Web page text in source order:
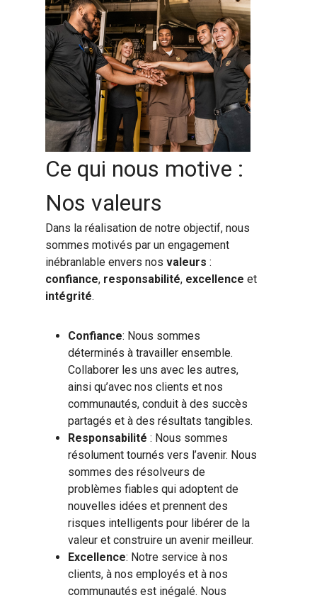
Ce qui nous motive :
Nos valeurs
Dans la réalisation de notre objectif, nous
sommes motivés par un engagement
inébranlable envers nos valeurs :
confiance, responsabilité, excellence et
intégrité.
Confiance: Nous sommes
déterminés à travailler ensemble.
Collaborer les uns avec les autres,
ainsi qu’avec nos clients et nos
communautés, conduit à des succès
partagés et à des résultats tangibles.
Responsabilité : Nous sommes
résolument tournés vers l’avenir. Nous
sommes des résolveurs de
problèmes fiables qui adoptent de
nouvelles idées et prennent des
risques intelligents pour libérer de la
valeur et construire un avenir meilleur.
Excellence: Notre service à nos
clients, à nos employés et à nos
communautés est inégalé. Nous